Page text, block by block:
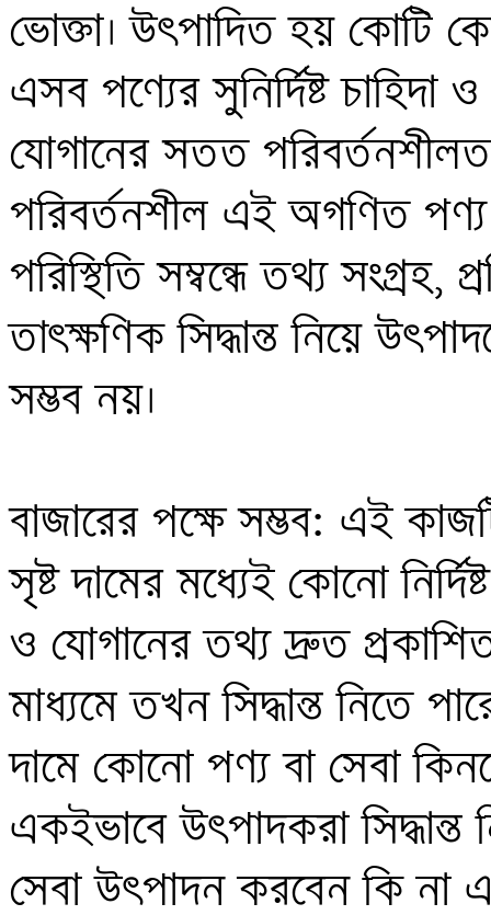
ভোক্তা। উৎপাদিত হয় কোটি
এসব পণ্যের সুনির্দিষ্ট চাহিদা
যোগানের সতত
পরিবর্তনশীল এই অগণিত
পরিস্থিতি সম্বন্ধে তথ্য সংগ্রহ,
তাৎক্ষণিক সিদ্ধান্ত নিয়ে
সম্ভব নয়।
বাজারের পক্ষে সম্ভব: এই
সৃষ্ট দামের মধ্যেই কোনো
ও যোগানের তথ্য দ্রুত
মাধ্যমে তখন সিদ্ধান্ত নিতে
দামে কোনো পণ্য বা সেবা
একইভাবে উৎপাদকরা
সেবা উৎপাদন করবেন কি